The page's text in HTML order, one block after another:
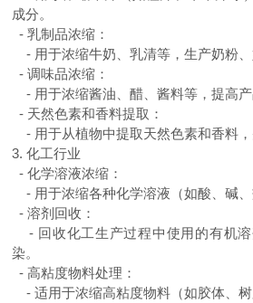
成分。
-乳制品浓缩：
- 用于浓缩牛奶、乳清等，生产奶粉、
-调味品浓缩：
- 用于浓缩酱油、醋、酱料等，提高产
- 天然色素和香料提取：
- 用于从植物中提取天然色素和香料，
3.化工行业
-化学溶液浓缩：
- 用于浓缩各种化学溶液（如酸、碱、
-溶剂回收：
- 回收化工生产过程中使用的有机
染。
-高粘度物料处理：
-适用于浓缩高粘度物料（如胶体、树